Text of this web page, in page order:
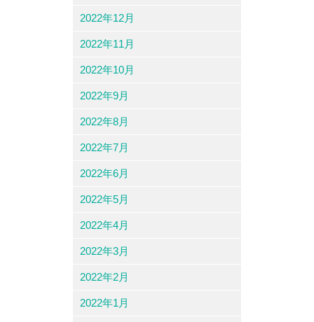
2022年12月
2022年11月
2022年10月
2022年9月
2022年8月
2022年7月
2022年6月
2022年5月
2022年4月
2022年3月
2022年2月
2022年1月